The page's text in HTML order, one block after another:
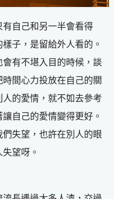
自己和另一半會看得
子，是留給外人看的。
有不堪入目的時候，談
間心力投放在自己的關
的愛情，就不如去參考
自己的愛情變得更好。
失望，也許在別人的眼
望呀。